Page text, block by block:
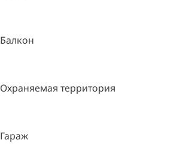
Балкон
Охраняемая территория
Гараж